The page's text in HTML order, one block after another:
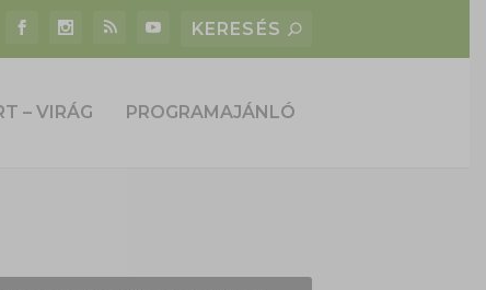
– VIRÁG PROGRAMAJÁNLÓ